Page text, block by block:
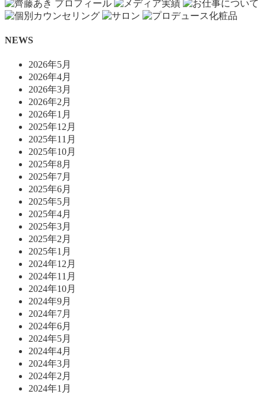
NEWS
2026年5月
2026年4月
2026年3月
2026年2月
2026年1月
2025年12月
2025年11月
2025年10月
2025年8月
2025年7月
2025年6月
2025年5月
2025年4月
2025年3月
2025年2月
2025年1月
2024年12月
2024年11月
2024年10月
2024年9月
2024年7月
2024年6月
2024年5月
2024年4月
2024年3月
2024年2月
2024年1月